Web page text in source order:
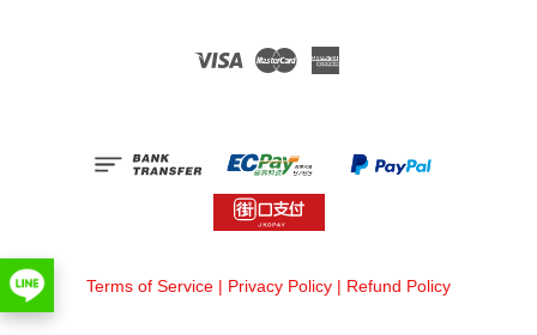
Visa Master
Terms of Service | Privacy Policy | Refund Policy